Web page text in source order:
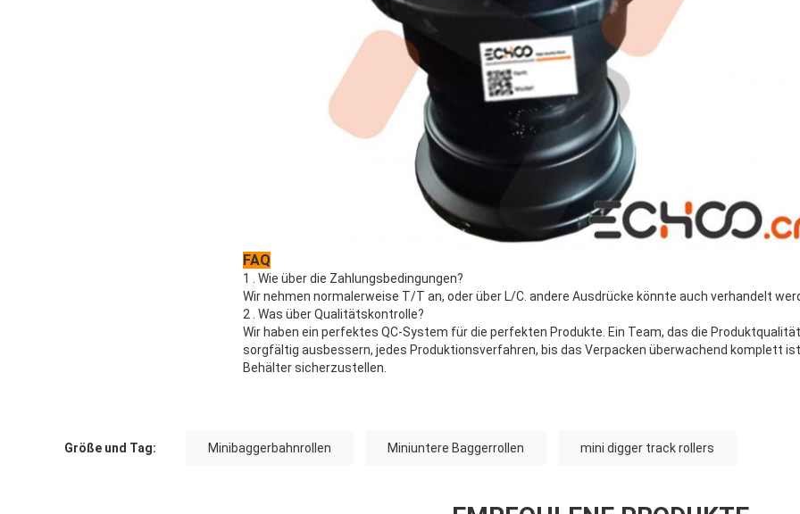
FAQ
1 . Wie über die Zahlungsbedingungen?
Wir nehmen normalerweise T/T an, oder über L/C. andere Ausdrücke könnte auch verhandelt
2 . Was über Qualitätskontrolle?
Wir haben ein perfektes QC-System für die perfekten Produkte. Ein Team, das die
sorgfältig ausbessern, jedes Produktionsverfahren, bis das Verpacken überwachend komplett
Behälter sicherzustellen.
Größe und Tag: Minibaggerbahnrollen Miniuntere Baggerrollen mini digger track rollers